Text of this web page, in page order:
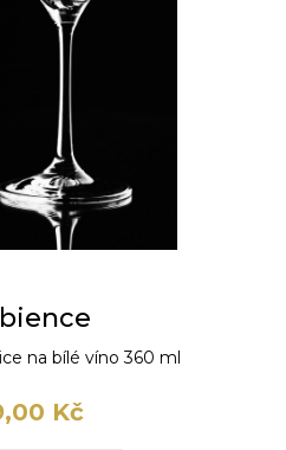
na bílé víno 360 ml
Kč